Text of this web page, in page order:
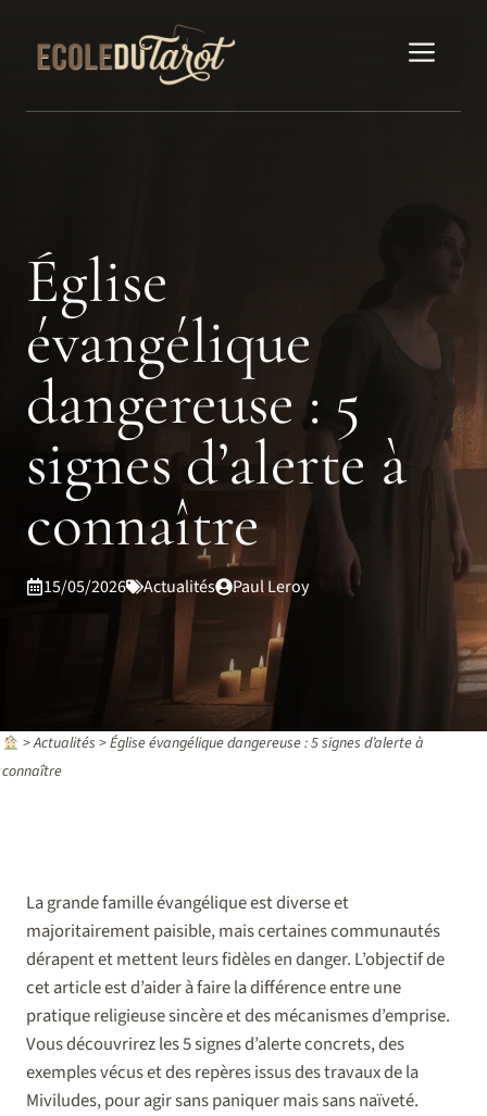
contenu
Église
évangélique
dangereuse : 5
signes d’alerte à
connaître
15/05/2026 Actualités Paul Leroy
>Actualités >Église évangélique dangereuse : 5 signes d’alerte à
connaître
La grande famille évangélique est diverse et
majoritairement paisible, mais certaines communautés
dérapent et mettent leurs fidèles en danger. L’objectif de
cet article est d’aider à faire la différence entre une
pratique religieuse sincère et des mécanismes d’emprise.
Vous découvrirez les 5 signes d’alerte concrets, des
exemples vécus et des repères issus des travaux de la
Miviludes, pour agir sans paniquer mais sans naïveté.